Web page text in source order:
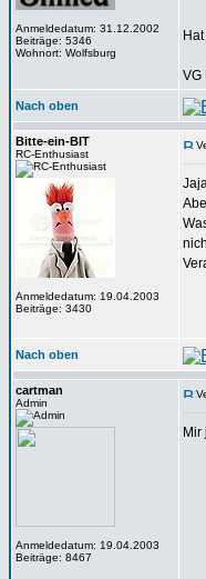
Anmeldedatum: 31.12.2002
Beiträge: 5346
Wohnort: Wolfsburg
VG
Nach oben
Bitte-ein-BIT
RC-Enthusiast
Anmeldedatum: 19.04.2003
Beiträge: 3430
Nach oben
cartman
Admin
Anmeldedatum: 19.04.2003
Beiträge: 8467